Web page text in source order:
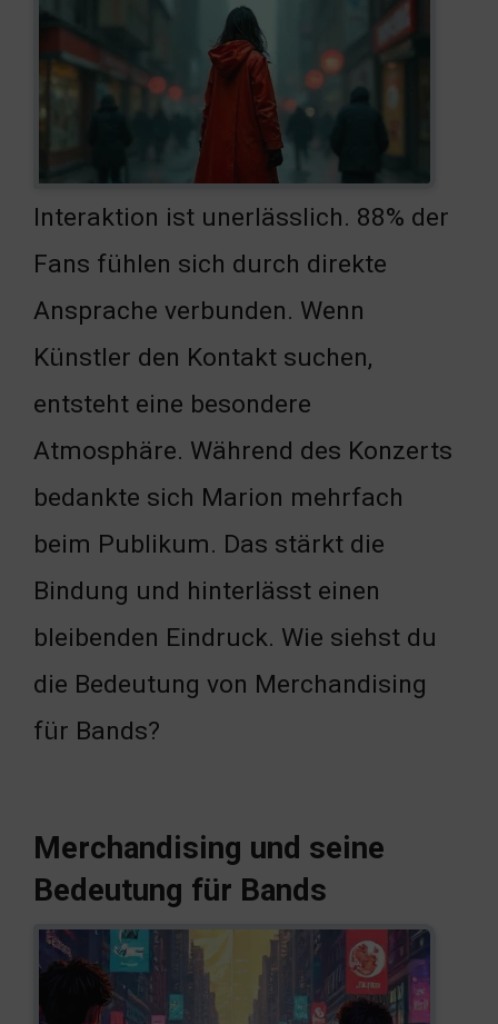
Interaktion ist unerlässlich. 88% der
Fans fühlen sich durch direkte
Ansprache verbunden. Wenn
Künstler den Kontakt suchen,
entsteht eine besondere
Atmosphäre. Während des Konzerts
bedankte sich Marion mehrfach
beim Publikum. Das stärkt die
Bindung und hinterlässt einen
bleibenden Eindruck. Wie siehst du
die Bedeutung von Merchandising
für Bands?
Merchandising und seine
Bedeutung für Bands